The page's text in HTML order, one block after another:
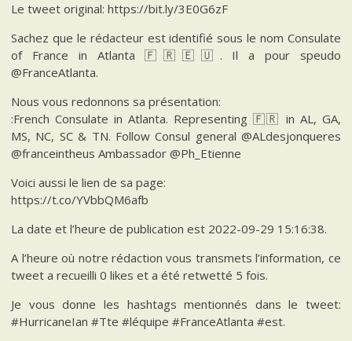
Le tweet original: https://bit.ly/3E0G6zF
Sachez que le rédacteur est identifié sous le nom Consulate
of France in Atlanta 🇫🇷🇪🇺. Il a pour speudo
@FranceAtlanta.
Nous vous redonnons sa présentation:
:French Consulate in Atlanta. Representing 🇫🇷 in AL, GA,
MS, NC, SC & TN. Follow Consul general @ALdesjonqueres
@franceintheus Ambassador @Ph_Etienne
Voici aussi le lien de sa page:
https://t.co/YVbbQM6afb
La date et l’heure de publication est 2022-09-29 15:16:38.
A l’heure où notre rédaction vous transmets l’information, ce
tweet a recueilli 0 likes et a été retwetté 5 fois.
Je vous donne les hashtags mentionnés dans le tweet:
#HurricaneIan #Tte #léquipe #FranceAtlanta #est.